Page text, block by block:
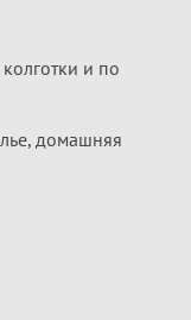
и по
домашняя